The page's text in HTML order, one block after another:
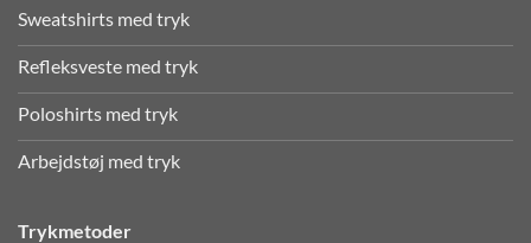
Sweatshirts med tryk
Refleksveste med tryk
Poloshirts med tryk
Arbejdstøj med tryk
Trykmetoder